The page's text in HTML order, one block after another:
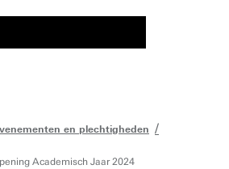
en plechtigheden
Academisch Jaar 2024